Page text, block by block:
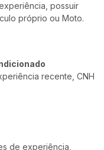
possuir
próprio ou Moto.
recente, CNH
de experiência,